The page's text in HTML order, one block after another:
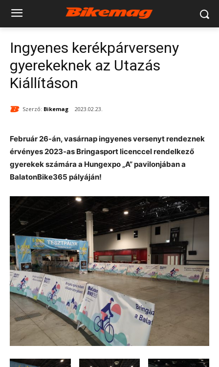
Ingyenes kerékpárverseny
gyerekeknek az Utazás
Kiállításon
Szerző: Bikemag 2023.02.23.
Február 26-án, vasárnap ingyenes versenyt rendeznek
érvényes 2023-as Bringasport licenccel rendelkező
gyerekek számára a Hungexpo „A” pavilonjában a
BalatonBike365 pályáján!